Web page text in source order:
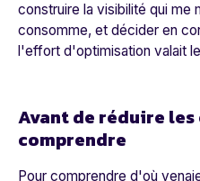
construire la visibilité qui me
consomme, et décider en
l'effort d'optimisation valait
Avant de réduire
comprendre
Pour comprendre d'où